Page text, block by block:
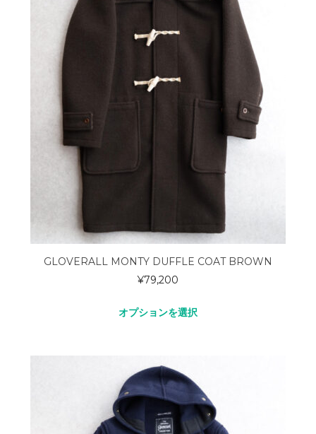
GLOVERALL MONTY DUFFLE COAT BROWN
¥79,200
オプションを選択